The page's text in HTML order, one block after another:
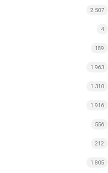
2 507
4
189
1 963
1 310
1 916
556
212
1 805